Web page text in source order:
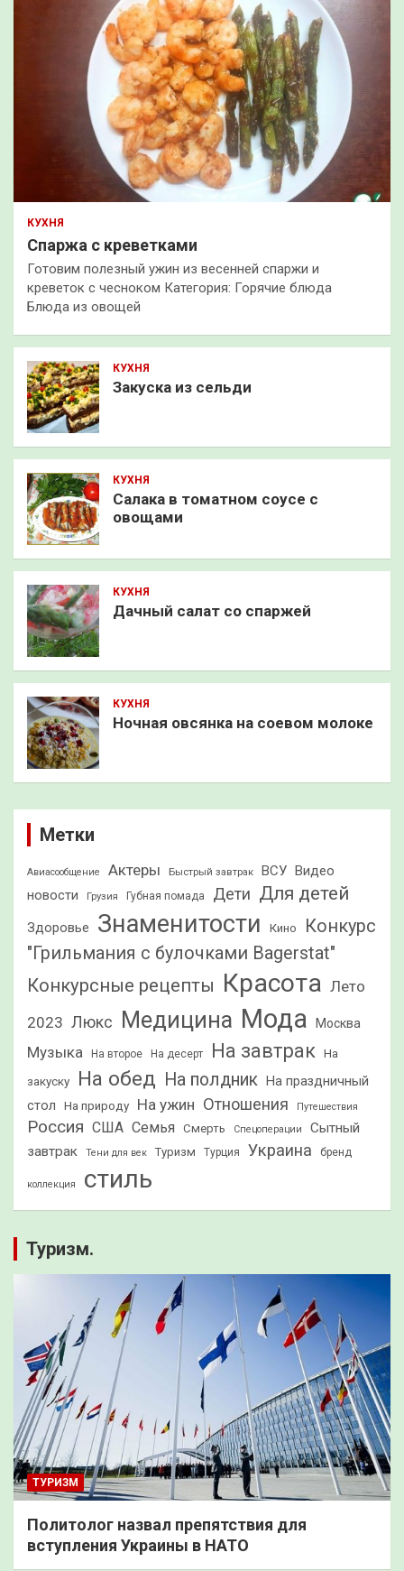
КУХНЯ
Спаржа с креветками
Готовим полезный ужин из весенней спаржи и
креветок с чесноком Категория: Горячие блюда
Блюда из овощей
КУХНЯ
Закуска из сельди
КУХНЯ
Салака в томатном соусе с
овощами
КУХНЯ
Дачный салат со спаржей
КУХНЯ
Ночная овсянка на соевом молоке
Метки
Авиасообщение Актеры Быстрый завтрак ВСУ Видео
новости
Грузия Губная помада Дети Для детей
Здоровье Знаменитости Кино
Конкурс
"Грильмания с булочками Bagerstat"
Конкурсные рецепты Красота Лето
2023 Люкс Медицина Мода Москва
Музыка На второе На десерт На завтрак На
закуску На обед На полдник На праздничный
стол
На природу На ужин Отношения Путешествия
Россия США Семья Смерть Спецоперации
Сытный
завтрак
Тени для век Туризм Турция Украина бренд
коллекция стиль
Туризм.
ТУРИЗМ
Политолог назвал препятствия для
вступления Украины в НАТО